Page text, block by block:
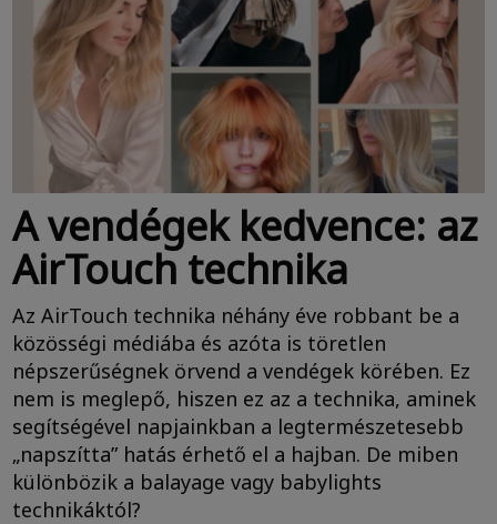
A vendégek kedvence: az
AirTouch technika
Az AirTouch technika néhány éve robbant be a
közösségi médiába és azóta is töretlen
népszerűségnek örvend a vendégek körében. Ez
nem is meglepő, hiszen ez az a technika, aminek
segítségével napjainkban a legtermészetesebb
„napszítta” hatás érhető el a hajban. De miben
különbözik a balayage vagy babylights
technikáktól?